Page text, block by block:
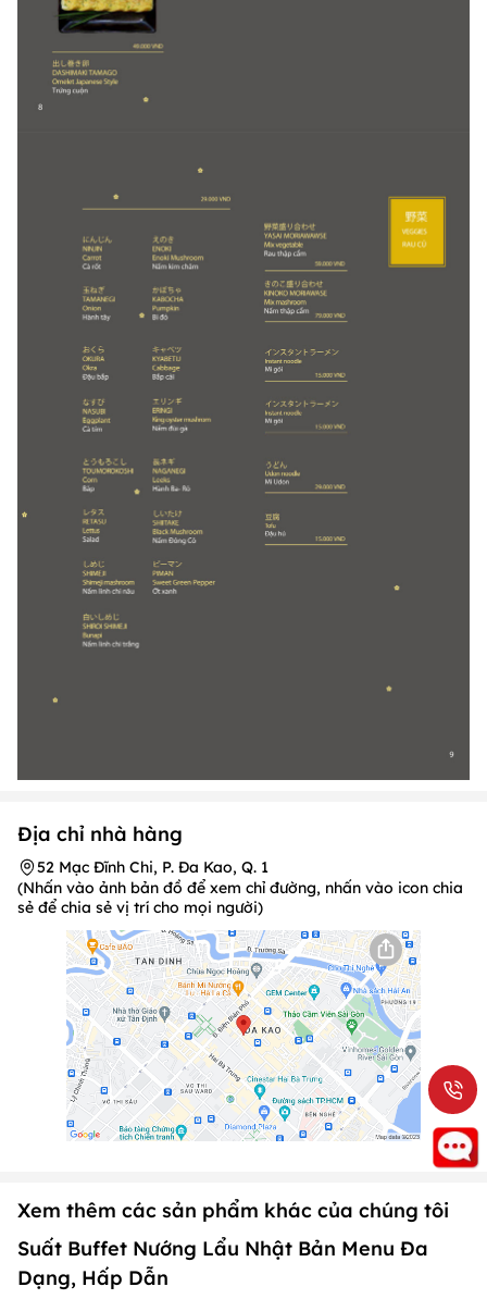
Địa chỉ nhà hàng
52 Mạc Đĩnh Chi, P. Đa Kao, Q. 1
(Nhấn vào ảnh bản đồ để xem chỉ đường, nhấn vào icon chia
sẻ để chia sẻ vị trí cho mọi người)
Xem thêm các sản phẩm khác của chúng tôi
Suất Buffet Nướng Lẩu Nhật Bản Menu Đa
Dạng, Hấp Dẫn